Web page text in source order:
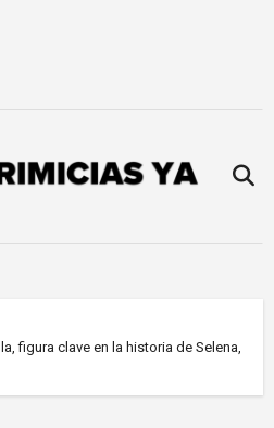
figura clave en la historia de Selena,